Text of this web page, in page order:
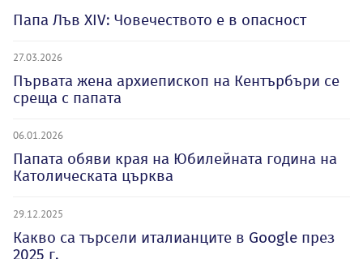
Папа Лъв XIV: Човечеството е в опасност
27.03.2026
Първата жена архиепископ на Кентърбъри се
среща с папата
06.01.2026
Папата обяви края на Юбилейната година на
Католическата църква
29.12.2025
Какво са търсели италианците в Google през
2025 г.